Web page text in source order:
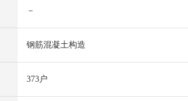
－
钢筋混凝土构造
373户